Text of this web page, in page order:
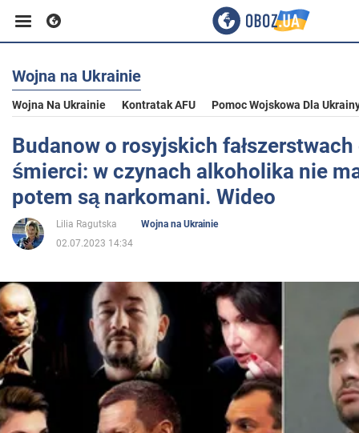
Biznes
Sport
Rozrywka
Życie
Polityka
Społeczeństwo
Wojna na Ukrainie
Wojna na Ukrainie
Wojna Na Ukrainie Kontratak AFU Pomoc Wojskowa Dla
Budanow o rosyjskich
śmierci: w czynach alkoholika nie
potem są narkomani. Wideo
Lilia Ragutska
Wojna na Ukrainie
02.07.2023 14:34